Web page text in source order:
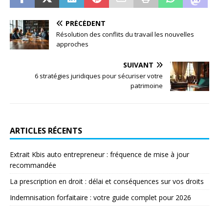
PRÉCÉDENT
Résolution des conflits du travail les nouvelles
approches
SUIVANT
6 stratégies juridiques pour sécuriser votre
patrimoine
ARTICLES RÉCENTS
Extrait Kbis auto entrepreneur : fréquence de mise à jour
recommandée
La prescription en droit : délai et conséquences sur vos droits
Indemnisation forfaitaire : votre guide complet pour 2026